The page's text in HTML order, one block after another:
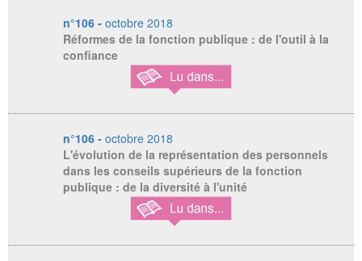
n°106 - octobre 2018
Réformes de la fonction publique : de l'outil à la
confiance
n°106 - octobre 2018
L'évolution de la représentation des personnels
dans les conseils supérieurs de la fonction
publique : de la diversité à l'unité